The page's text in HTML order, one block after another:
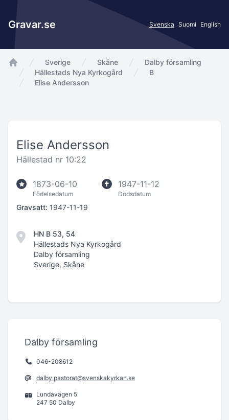
Gravar.se Svenska Suomi English
app.Start
Sverige Skåne
Dalby församling
Hällestads Nya Kyrkogård
B
Elise Andersson
Elise Andersson
Hällestad nr 10:22
1873-06-10
Födelsedatum
1947-11-12
Dödsdatum
Gravsatt: 1947-11-19
HN B 53, 54
Hällestads Nya Kyrkogård
Dalby församling
Sverige, Skåne
Dalby församling
046-208612
dalby.pastorat@svenskakyrkan.se
Lundavägen 5
247 50 Dalby